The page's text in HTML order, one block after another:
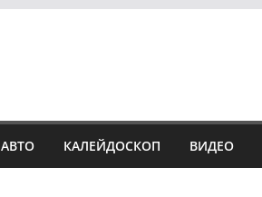
АВТО КАЛЕЙДОСКОП ВИДЕО